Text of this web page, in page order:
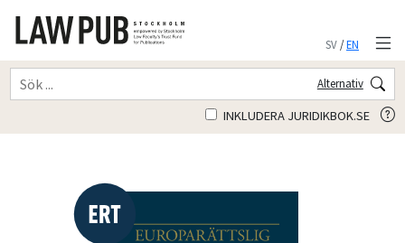
SV/EN
Alternativ
INKLUDERA JURIDIKBOK.SE